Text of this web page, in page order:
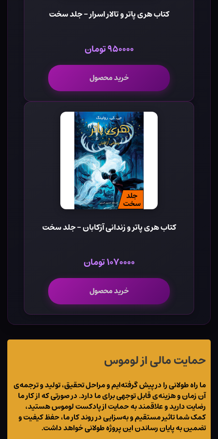
کتاب هری پاتر و تالار اسرار - جلد سخت
۹۵۰۰۰۰ تومان
خرید محصول
کتاب هری پاتر و زندانی آزکابان - جلد سخت
۱۰۷۰۰۰۰ تومان
خرید محصول
حمایت مالی از لوموس
ما راه طولانی را در پیش گرفته‌ایم و مراحل تحقیق، تولید و ترجمه‌ی
آن زمان و هزینه‌ی قابل توجهی برای ما دارد. در صورتی که از کار ما
رضایت دارید و علاقمند به حمایت از پادکست لوموس هستید،
کمک شما تاثیر مستقیم و به‌سزایی در روند کار ما، حفظ کیفیت و
تضمین به پایان رساندن این پروژه طولانی خواهد داشت.